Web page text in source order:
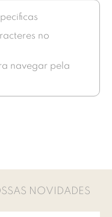
no
navegar pela
NOVIDADES